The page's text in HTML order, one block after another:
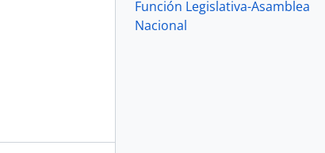
Función Legislativa-Asamblea
Nacional